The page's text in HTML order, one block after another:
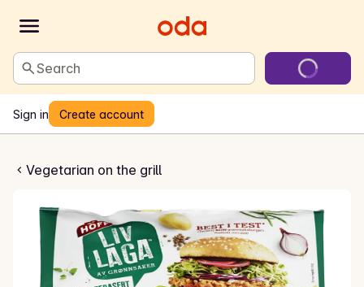
Search
Sign in Create account
Vegetarian on the grill